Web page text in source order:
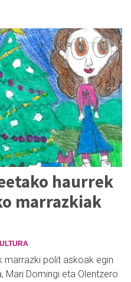
haurrek
marrazkiak
marrazki polit askoak egin
Mari Domingi eta Olentzero